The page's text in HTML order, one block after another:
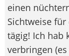
einen
Sichtweise
tägig! Ich hab
verbringen